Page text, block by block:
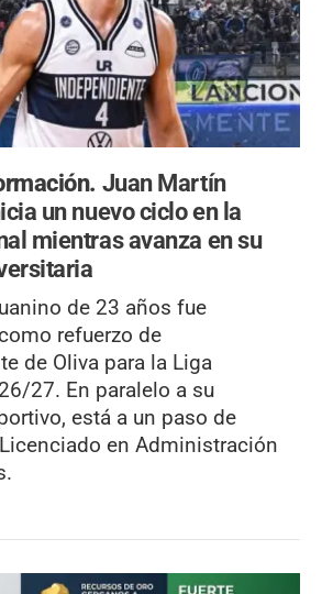
Juan Martín
un nuevo ciclo en la
mientras avanza en su
de 23 años fue
refuerzo de
de Oliva para la Liga
27. En paralelo a su
está a un paso de
en Administración